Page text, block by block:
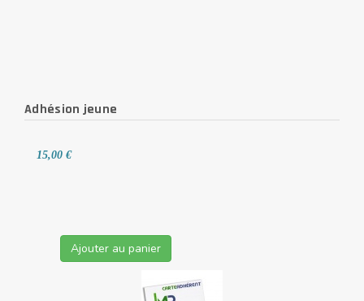
Adhésion jeune
15,00 €
Ajouter au panier